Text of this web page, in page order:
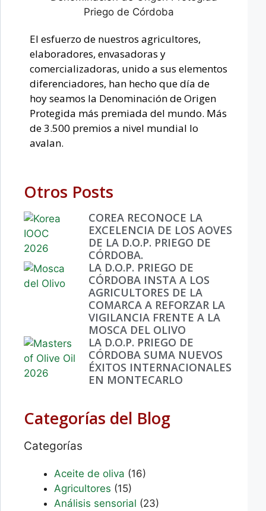
El esfuerzo de nuestros agricultores,
elaboradores, envasadoras y
comercializadoras, unido a sus elementos
diferenciadores, han hecho que día de
hoy seamos la Denominación de Origen
Protegida más premiada del mundo. Más
de 3.500 premios a nivel mundial lo
avalan.
Otros Posts
COREA RECONOCE LA
EXCELENCIA DE LOS AOVES
DE LA D.O.P. PRIEGO DE
CÓRDOBA.
LA D.O.P. PRIEGO DE
CÓRDOBA INSTA A LOS
AGRICULTORES DE LA
COMARCA A REFORZAR LA
VIGILANCIA FRENTE A LA
MOSCA DEL OLIVO
LA D.O.P. PRIEGO DE
CÓRDOBA SUMA NUEVOS
ÉXITOS INTERNACIONALES
EN MONTECARLO
Categorías del Blog
Categorías
Aceite de oliva (16)
Agricultores (15)
Análisis sensorial (23)